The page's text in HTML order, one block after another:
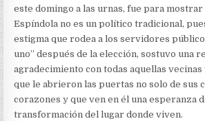
este domingo a las urnas, fue para
Espíndola no es un político tradicional,
estigma que rodea a los servidores
uno” después de la elección, sostuvo una
agradecimiento con todas aquellas
que le abrieron las puertas no solo de sus
corazones y que ven en él una esperanza
transformación del lugar donde viven.